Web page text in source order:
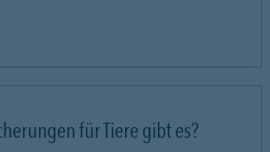
für Tiere gibt es?